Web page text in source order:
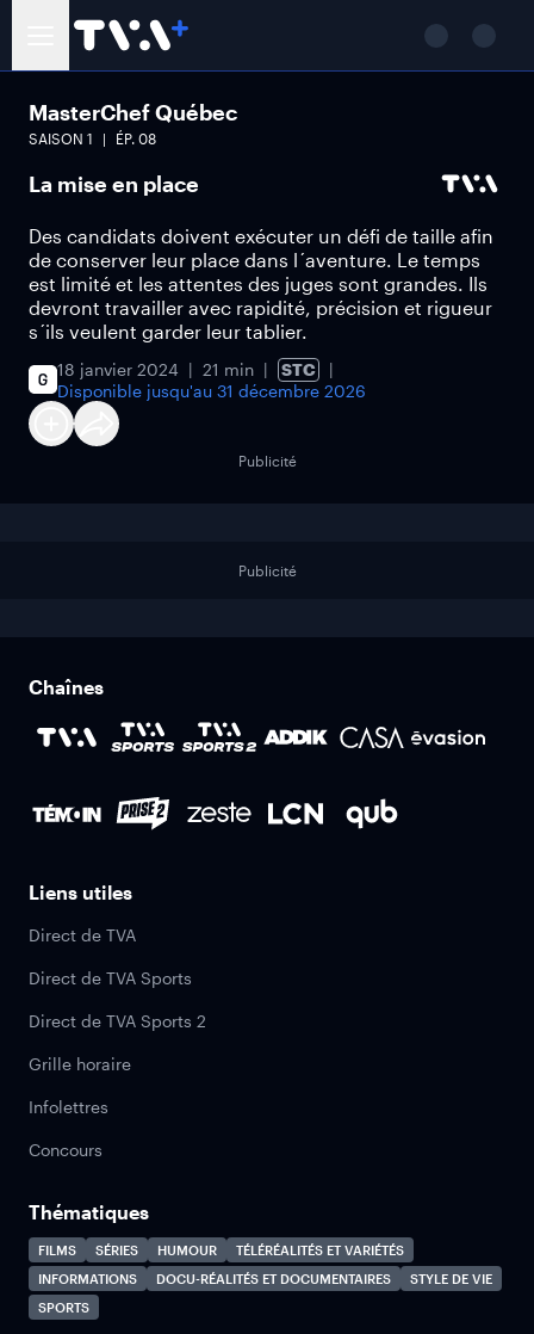
MasterChef Québec
SAISON 1 ÉP. 08
La mise en place
Des candidats doivent exécuter un défi de taille afin
de conserver leur place dans l´aventure. Le temps
est limité et les attentes des juges sont grandes. Ils
devront travailler avec rapidité, précision et rigueur
s´ils veulent garder leur tablier.
18 janvier 2024 21 min
STC
Disponible jusqu'au 31 décembre 2026
Publicité
Publicité
Chaînes
Liens utiles
Direct de TVA
Direct de TVA Sports
Direct de TVA Sports 2
Grille horaire
Infolettres
Concours
Thématiques
FILMS SÉRIES HUMOUR
TÉLÉRÉALITÉS ET VARIÉTÉS
INFORMATIONS
DOCU-RÉALITÉS ET DOCUMENTAIRES
STYLE DE VIE
SPORTS